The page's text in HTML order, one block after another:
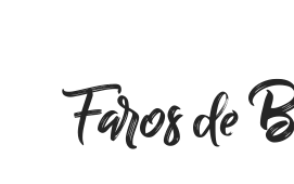
Faros de